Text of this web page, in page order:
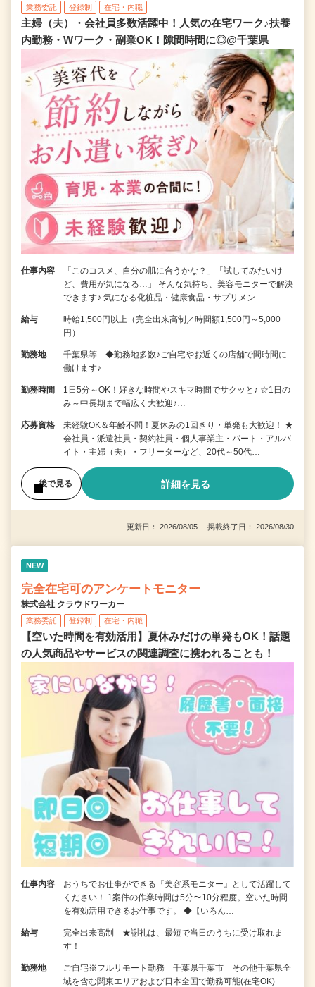
業務委託 登録制 在宅・内職
主婦（夫）・会社員多数活躍中！人気の在宅ワーク♪扶養
内勤務・Wワーク・副業OK！隙間時間に◎@千葉県
仕事内容
「このコスメ、自分の肌に合うかな？」「試してみたいけ
ど、費用が気になる…」 そんな気持ち、美容モニターで解決
できます♪ 気になる化粧品・健康食品・サプリメン…
給与
時給1,500円以上（完全出来高制／時間額1,500円～5,000
円）
勤務地
千葉県等 ◆勤務地多数♪ご自宅やお近くの店舗で間時間に
働けます♪
勤務時間
1日5分～OK！好きな時間やスキマ時間でサクッと♪ ☆1日の
み～中長期まで幅広く大歓迎♪…
応募資格
未経験OK＆年齢不問！夏休みの1回きり・単発も大歓迎！ ★
会社員・派遣社員・契約社員・個人事業主・パート・アルバ
イト・主婦（夫）・フリーターなど、20代～50代…
後で見る 詳細を見る
更新日： 2026/08/05 掲載終了日： 2026/08/30
NEW
完全在宅可のアンケートモニター
株式会社 クラウドワーカー
業務委託 登録制 在宅・内職
【空いた時間を有効活用】夏休みだけの単発もOK！話題
の人気商品やサービスの関連調査に携われることも！
仕事内容
おうちでお仕事ができる『美容系モニター』として活躍して
ください！ 1案件の作業時間は5分〜10分程度。空いた時間
を有効活用できるお仕事です。 ◆【いろん…
給与
完全出来高制 ★謝礼は、最短で当日のうちに受け取れま
す！
勤務地
ご自宅※フルリモート勤務 千葉県千葉市 その他千葉県全
域を含む関東エリアおよび日本全国で勤務可能(在宅OK)